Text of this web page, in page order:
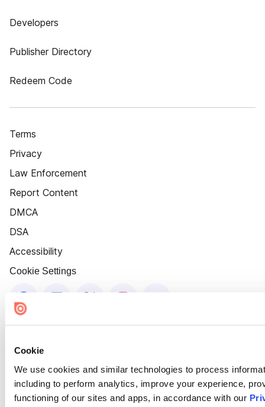
Cookie
We use cookies and similar technologies to process
including to perform analytics, improve your experience,
functioning of our sites and apps, in accordance with our
Developers
Publisher Directory
Redeem Code
Terms
Privacy
Law Enforcement
Report Content
DMCA
DSA
Accessibility
Cookie Settings